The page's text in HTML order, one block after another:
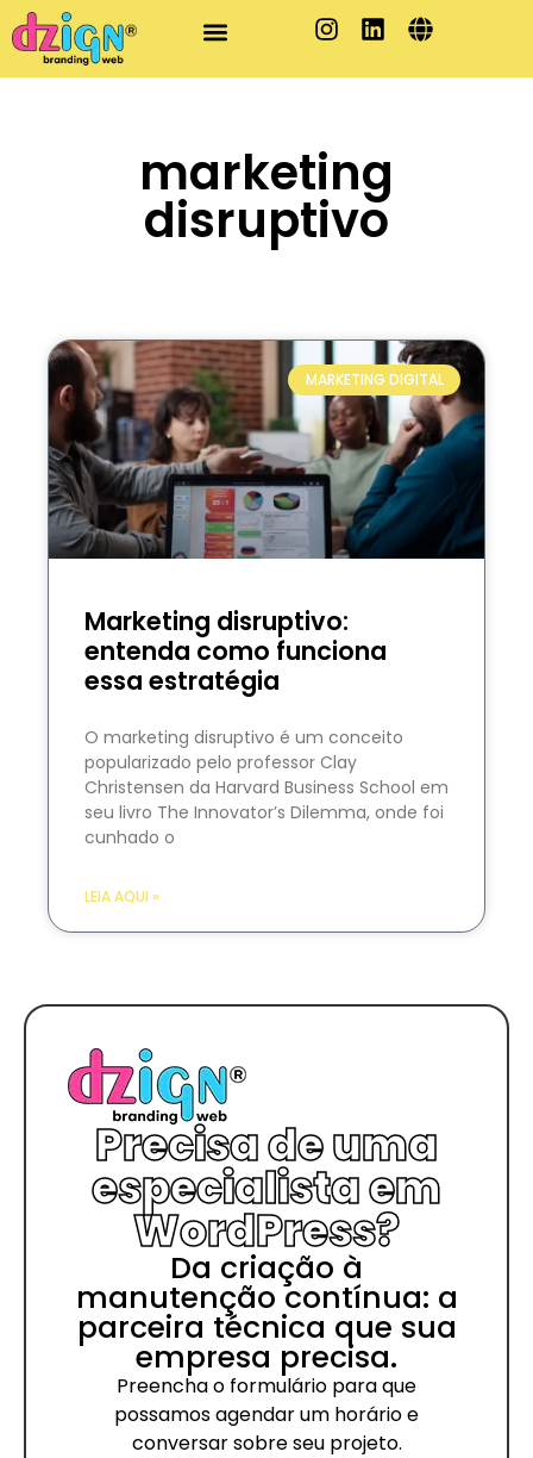
marketing
disruptivo
MARKETING DIGITAL
Marketing disruptivo:
entenda como funciona
essa estratégia
O marketing disruptivo é um conceito
popularizado pelo professor Clay
Christensen da Harvard Business School em
seu livro The Innovator’s Dilemma, onde foi
cunhado o
LEIA AQUI »
Precisa de uma
especialista em
WordPress?
Da criação à
manutenção contínua: a
parceira técnica que sua
empresa precisa.
Preencha o formulário para que
possamos agendar um horário e
conversar sobre seu projeto.